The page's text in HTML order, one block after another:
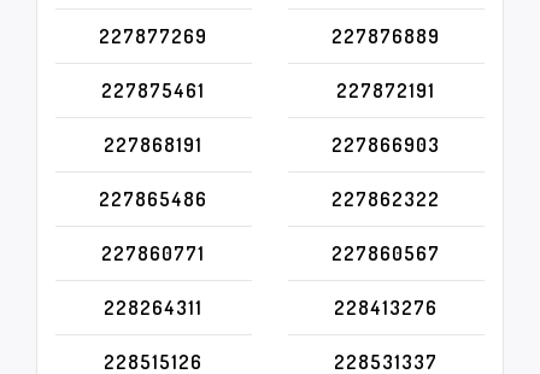
227877269 227876889
227875461 227872191
227868191 227866903
227865486 227862322
227860771 227860567
228264311 228413276
228515126 228531337